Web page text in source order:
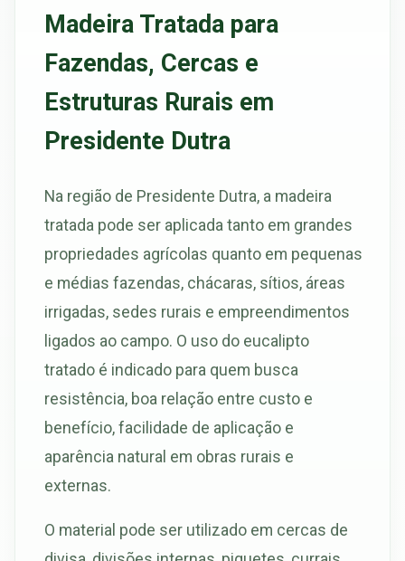
Madeira Tratada para
Fazendas, Cercas e
Estruturas Rurais em
Presidente Dutra
Na região de Presidente Dutra, a madeira
tratada pode ser aplicada tanto em grandes
propriedades agrícolas quanto em pequenas
e médias fazendas, chácaras, sítios, áreas
irrigadas, sedes rurais e empreendimentos
ligados ao campo. O uso do eucalipto
tratado é indicado para quem busca
resistência, boa relação entre custo e
benefício, facilidade de aplicação e
aparência natural em obras rurais e
externas.
O material pode ser utilizado em cercas de